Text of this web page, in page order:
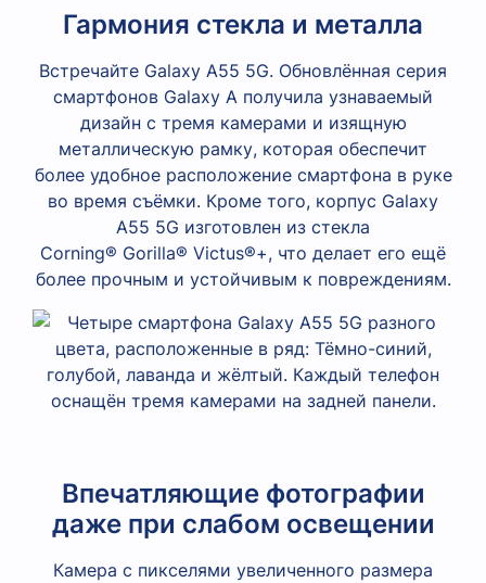
Гармония стекла и металла
Встречайте Galaxy A55 5G. Обновлённая серия
смартфонов Galaxy A получила узнаваемый
дизайн с тремя камерами и изящную
металлическую рамку, которая обеспечит
более удобное расположение смартфона в руке
во время съёмки. Кроме того, корпус Galaxy
A55 5G изготовлен из стекла
Corning® Gorilla® Victus®+, что делает его ещё
более прочным и устойчивым к повреждениям.
Впечатляющие фотографии
даже при слабом освещении
Камера с пикселями увеличенного размера